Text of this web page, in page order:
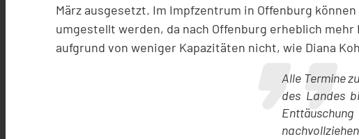
März ausgesetzt. Im Impfzentrum in Offenburg
umgestellt werden, da nach Offenburg erheblich
aufgrund von weniger Kapazitäten nicht, wie Diana
Alle Termine
des Landes